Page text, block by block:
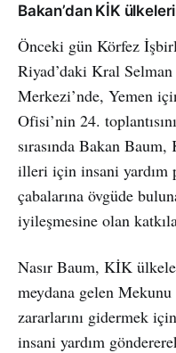
Bakan’dan KİK
Önceki gün Körfez
Riyad’daki Kral
Merkezi’nde, Yemen
Ofisi’nin 24.
sırasında Bakan
illeri için insani yardım
çabalarına övgüde
iyileşmesine olan
Nasır Baum, KİK
meydana gelen Mekunu
zararlarını gidermek
insani yardım